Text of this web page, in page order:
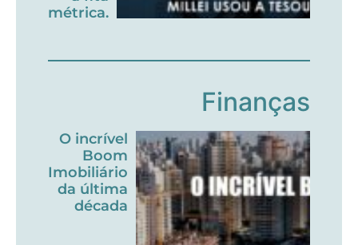
métrica.
Finanças
O incrível
Boom
Imobiliário
da última
década